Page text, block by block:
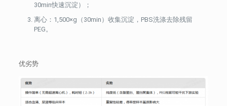
30min快速沉淀）；
离心：1,500×g（30min）收集沉淀，PBS洗涤去除残留
PEG。
优劣势